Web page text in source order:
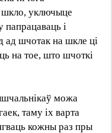
шкло, уключыце
папрацаваць і
ад шчотак на шкле ці
на тое, што шчоткі
можа
таму іх варта
кожны раз пры